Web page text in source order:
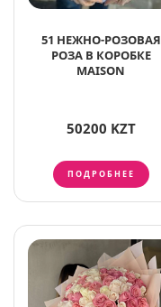
51 НЕЖНО-РОЗОВАЯ
РОЗА В КОРОБКЕ
MAISON
50200 KZT
ПОДРОБНЕЕ